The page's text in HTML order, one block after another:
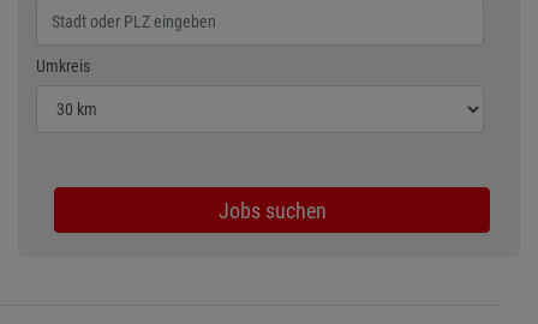
Umkreis
Wählen Sie den Umkreis für die Jobsuche
Jobs suchen